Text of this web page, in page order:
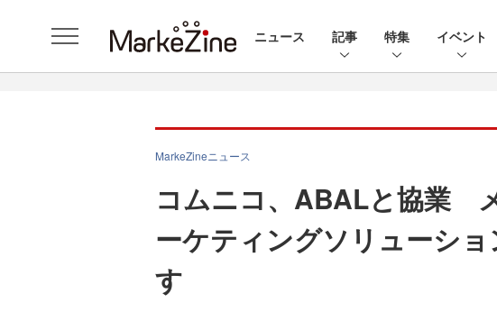
ニュース 記事 特集 イベント
MarkeZineニュース
コムニコ、ABALと協業
ーケティングソリューシ
す